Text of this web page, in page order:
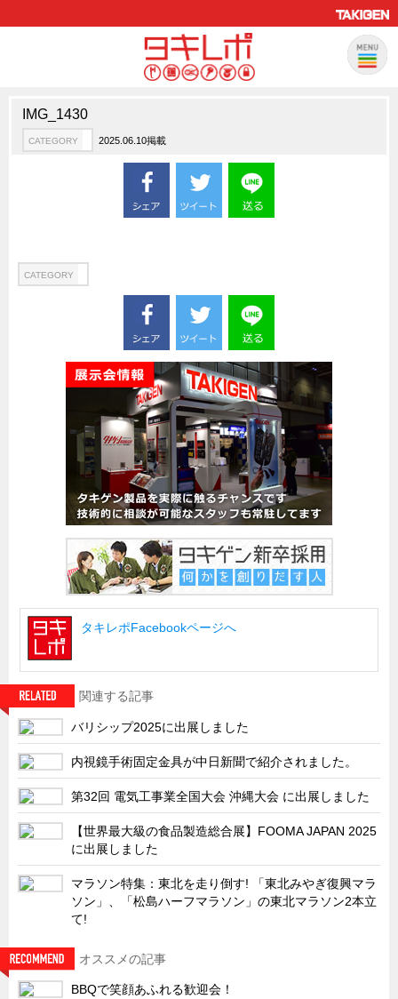
CATEGORY
新製品ロケットニュース
ハイセキュリティ錠前TAKシリーズ
CFRP（炭素繊維強化プラスチック）
ソリューション
船舶・港湾設備
試作・特注品の事例集
SDGs配慮・脱炭素
省力化製品
配電盤・分電盤・キュービクル
医療・福祉・介護関連
ロボット・自動化装置関連
二次電池関連
EV・PHEV充電器関連
再生可能エネルギー
農業関連
半導体製造装置関連
共同溝・無電柱化関連
サーバーラック・エンクロジャー
特装車・バス・トラック関連
フリーザー・フードマシナリー関連
自動販売機・自動改札機関連
鉄道車両・駅舎関連
CATEGORY 連載
営業、丸ごとフカボリ
IMG_1430
CATEGORY 2025.06.10掲載
CATEGORY
タキレポFacebookページへ
関連する記事
バリシップ2025に出展しました
内視鏡手術固定金具が中日新聞で紹介されました。
第32回 電気工事業全国大会 沖縄大会 に出展しました
【世界最大級の食品製造総合展】FOOMA JAPAN 2025
に出展しました
マラソン特集：東北を走り倒す! 「東北みやぎ復興マラ
ソン」、「松島ハーフマラソン」の東北マラソン2本立
て!
オススメの記事
BBQで笑顔あふれる歓迎会！